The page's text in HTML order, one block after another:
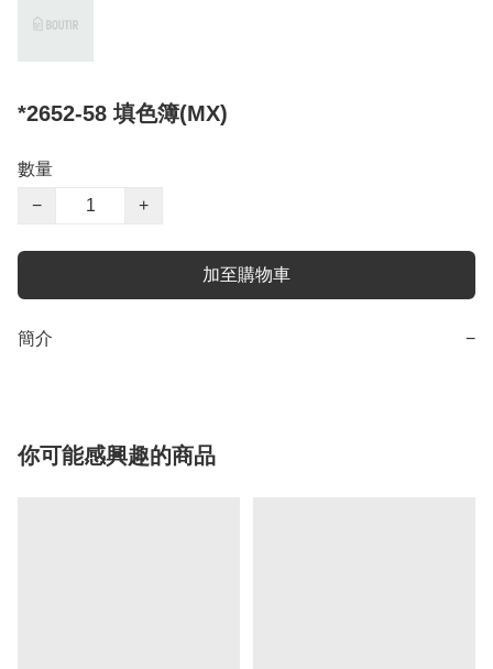
*2652-58 填色簿(MX)
數量
−
+
加至購物車
簡介 −
你可能感興趣的商品